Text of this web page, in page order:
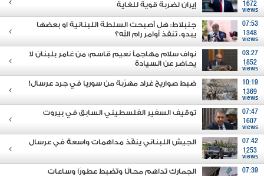
1672
views
إيران لضربة قوية للغاية
07:53
1348
views
جنبلاط: هل أصبحت السلطة اللبنانية او بعضها
يبدو، تنفذ أوامر رام الله؟
03:27
1852
views
نواف سلام مهاجماً نعيم قاسم: من غامر بلبنان لا
يحاضر عن السيادة
10:19
1369
views
ضبط صواريخ غراد مهرّبة من سوريا في جرد عرسال!
07:47
1607
views
توقيف السفير الفلسطيني السابق في بيروت
07:42
1253
views
الجيش اللبناني ينفّذ مداهمات واسعة في عرسال
07:39
الجمارك تداهم محالًا وتضبط عطورًا وساعات